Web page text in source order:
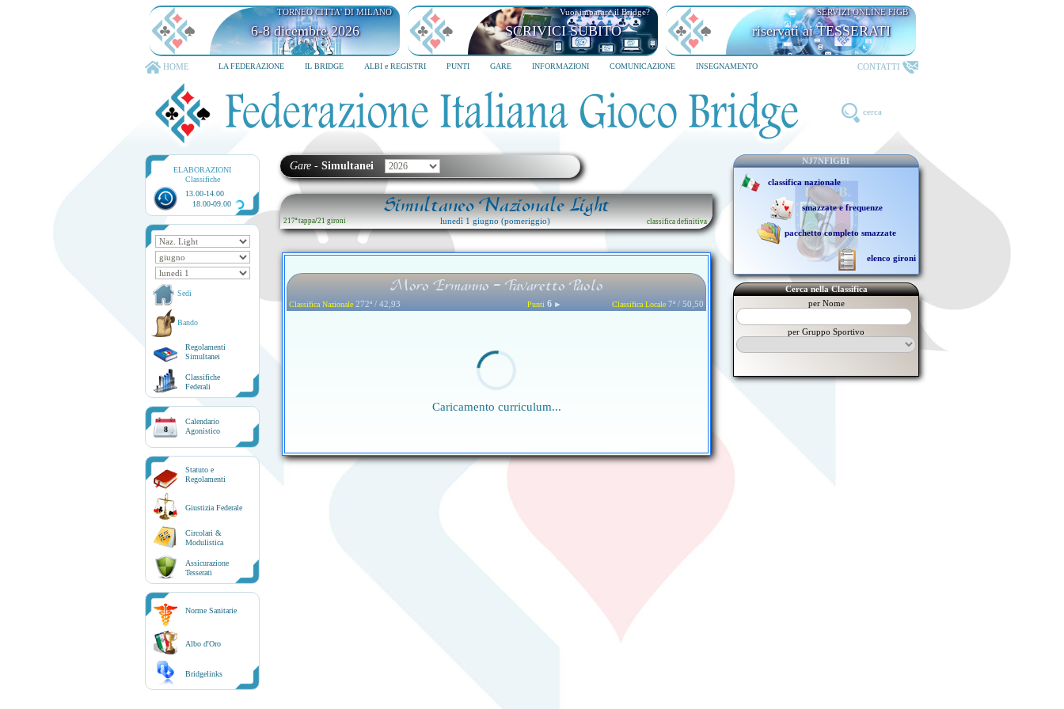
TORNEO CITTA' DI MILANO
6-8 dicembre 2026
Vuoi imparare il Bridge?
SCRIVICI SUBITO
SERVIZI ONLINE FIGB
riservati ai TESSERATI
HOME LA FEDERAZIONE IL BRIDGE ALBI e REGISTRI PUNTI GARE INFORMAZIONI COMUNICAZIONE INSEGNAMENTO CONTATTI
cerca
ELABORAZIONI
Classifiche
13.00-14.00
18.00-09.00
Sedi
Bando
Regolamenti
Simultanei
Classifiche
Federali
8
Calendario
Agonistico
Statuto e
Regolamenti
Giustizia Federale
Circolari &
Modulistica
Assicurazione
Tesserati
Norme Sanitarie
Albo d'Oro
Bridgelinks
Gare - Simultanei
Simultaneo Nazionale Light
217ª tappa/21 gironi lunedì 1 giugno (pomeriggio) classifica definitiva
Moro Ermanno - Favaretto Paolo
Classifica Nazionale 272ª / 42,93 Punti 6 ► Classifica Locale 7ª / 50,50
Caricamento curriculum...
NJ7NFIGB1
classifica nazionale
smazzate e frequenze
pacchetto completo smazzate
elenco gironi
Cerca nella Classifica
per Nome
per Gruppo Sportivo